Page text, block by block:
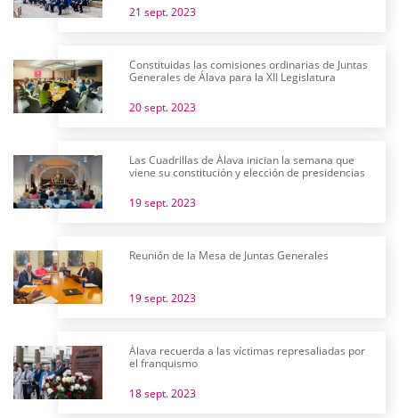
21 sept. 2023
Constituidas las comisiones ordinarias de Juntas
Generales de Álava para la XII Legislatura
20 sept. 2023
Las Cuadrillas de Álava inician la semana que
viene su constitución y elección de presidencias
19 sept. 2023
Reunión de la Mesa de Juntas Generales
19 sept. 2023
Álava recuerda a las víctimas represaliadas por
el franquismo
18 sept. 2023